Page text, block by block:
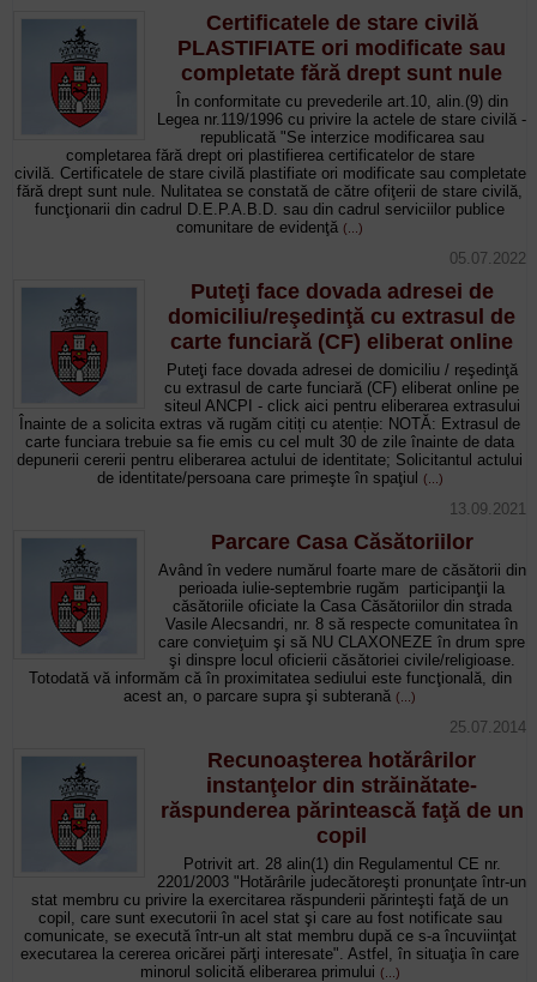
Certificatele de stare civilă
PLASTIFIATE ori modificate sau
completate fără drept sunt nule
În conformitate cu prevederile art.10, alin.(9) din
Legea nr.119/1996 cu privire la actele de stare civilă -
republicată "Se interzice modificarea sau
completarea fără drept ori plastifierea certificatelor de stare
civilă. Certificatele de stare civilă plastifiate ori modificate sau completate
fără drept sunt nule. Nulitatea se constată de către ofiţerii de stare civilă,
funcţionarii din cadrul D.E.P.A.B.D. sau din cadrul serviciilor publice
comunitare de evidenţă (...)
05.07.2022
Puteţi face dovada adresei de
domiciliu/reşedinţă cu extrasul de
carte funciară (CF) eliberat online
Puteţi face dovada adresei de domiciliu / reşedinţă
cu extrasul de carte funciară (CF) eliberat online pe
siteul ANCPI - click aici pentru eliberarea extrasului
Înainte de a solicita extras vă rugăm citiți cu atenție: NOTĂ: Extrasul de
carte funciara trebuie sa fie emis cu cel mult 30 de zile înainte de data
depunerii cererii pentru eliberarea actului de identitate; Solicitantul actului
de identitate/persoana care primeşte în spaţiul
(...)
13.09.2021
Parcare Casa Căsătoriilor
Având în vedere numărul foarte mare de căsătorii din
perioada iulie-septembrie rugăm participanţii la
căsătoriile oficiate la Casa Căsătoriilor din strada
Vasile Alecsandri, nr. 8 să respecte comunitatea în
care convieţuim şi să NU CLAXONEZE în drum spre
şi dinspre locul oficierii căsătoriei civile/religioase.
Totodată vă informăm că în proximitatea sediului este funcţională, din
acest an, o parcare supra şi subterană (...)
25.07.2014
Recunoaşterea hotărârilor
instanţelor din străinătate-
răspunderea părintească faţă de un
copil
Potrivit art. 28 alin(1) din Regulamentul CE nr.
2201/2003 "Hotărârile judecătoreşti pronunţate într-un
stat membru cu privire la exercitarea răspunderii părinteşti faţă de un
copil, care sunt executorii în acel stat şi care au fost notificate sau
comunicate, se execută într-un alt stat membru după ce s-a încuviinţat
executarea la cererea oricărei părţi interesate". Astfel, în situaţia în care
minorul solicită eliberarea primului (...)